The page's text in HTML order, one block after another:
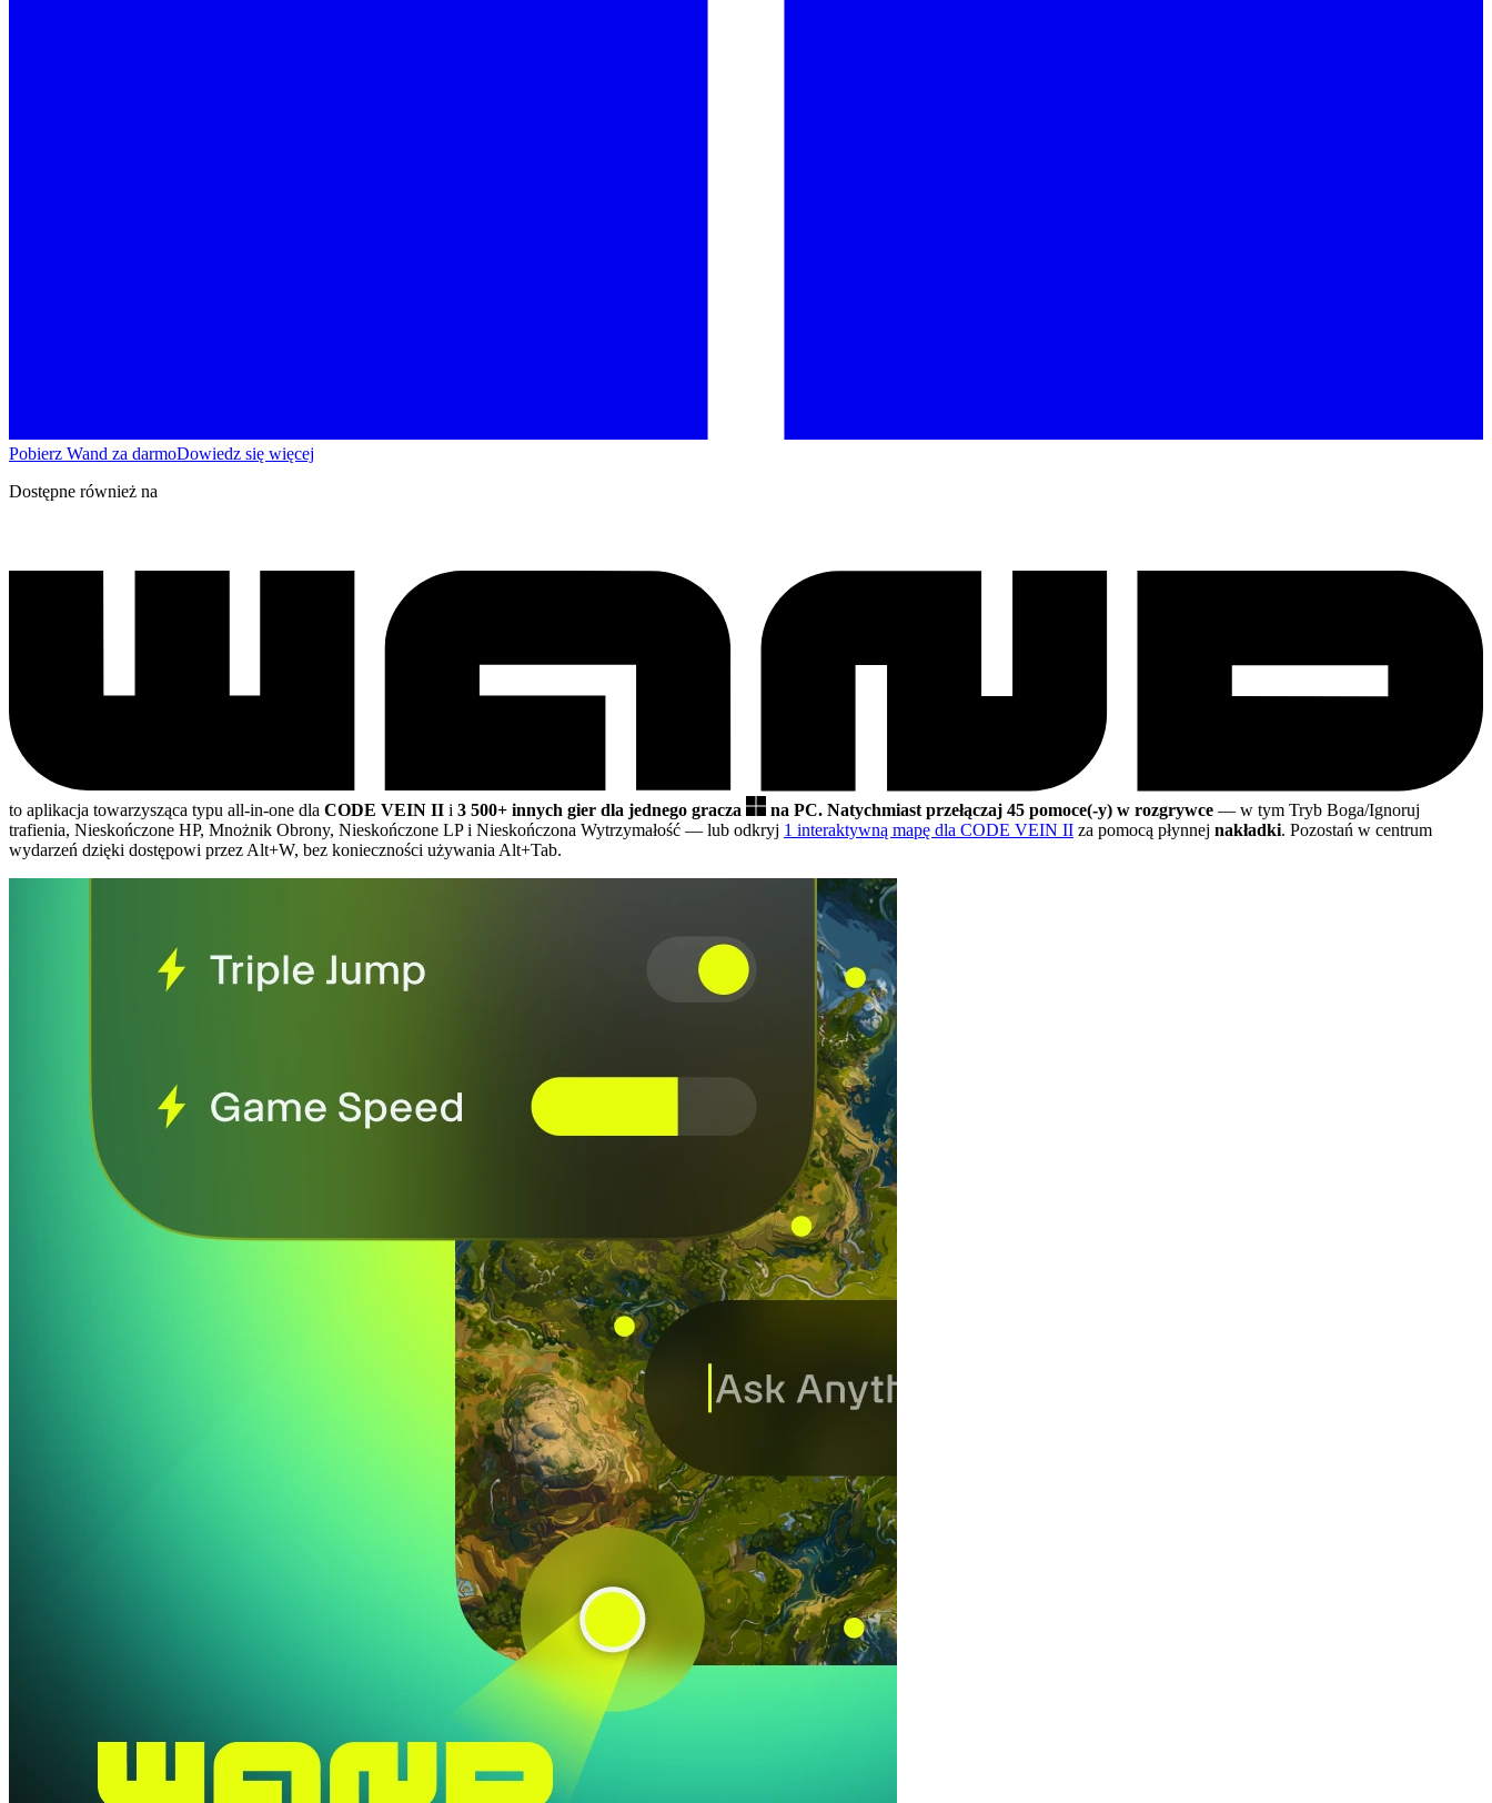
Pobierz Wand za darmoDowiedz się więcej
Dostępne również na
to aplikacja towarzysząca typu all-in-one dla CODE VEIN II i 3 500+ innych gier dla jednego gracza na PC. Natychmiast przełączaj 45 pomoce(-y) w rozgrywce — w tym Tryb Boga/Ignoruj
trafienia, Nieskończone HP, Mnożnik Obrony, Nieskończone LP i Nieskończona Wytrzymałość — lub odkryj 1 interaktywną mapę dla CODE VEIN II za pomocą płynnej nakładki. Pozostań w centrum
wydarzeń dzięki dostępowi przez Alt+W, bez konieczności używania Alt+Tab.